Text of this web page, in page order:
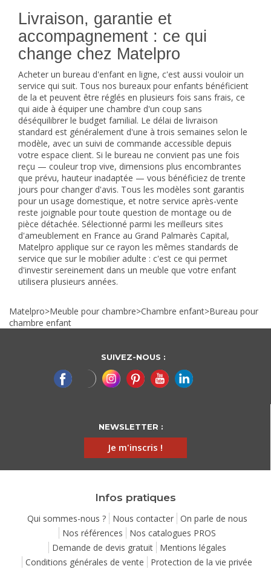
Livraison, garantie et
accompagnement : ce qui
change chez Matelpro
Acheter un bureau d'enfant en ligne, c'est aussi vouloir un
service qui suit. Tous nos bureaux pour enfants bénéficient
de la et peuvent être réglés en plusieurs fois sans frais, ce
qui aide à équiper une chambre d'un coup sans
déséquilibrer le budget familial. Le délai de livraison
standard est généralement d'une à trois semaines selon le
modèle, avec un suivi de commande accessible depuis
votre espace client. Si le bureau ne convient pas une fois
reçu — couleur trop vive, dimensions plus encombrantes
que prévu, hauteur inadaptée — vous bénéficiez de trente
jours pour changer d'avis. Tous les modèles sont garantis
pour un usage domestique, et notre service après-vente
reste joignable pour toute question de montage ou de
pièce détachée. Sélectionné parmi les meilleurs sites
d'ameublement en France au Grand Palmarès Capital,
Matelpro applique sur ce rayon les mêmes standards de
service que sur le mobilier adulte : c'est ce qui permet
d'investir sereinement dans un meuble que votre enfant
utilisera plusieurs années.
Matelpro>Meuble pour chambre>Chambre enfant>Bureau pour
chambre enfant
SUIVEZ-NOUS :
NEWSLETTER :
Je m'inscris !
Infos pratiques
Qui sommes-nous ? Nous contacter
On parle de nous
Nos références
Nos catalogues PROS
Demande de devis gratuit
Mentions légales
Conditions générales de vente
Protection de la vie privée